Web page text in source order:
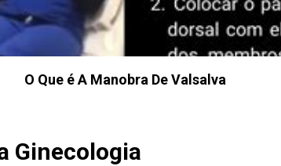
O Que é A Manobra De Valsalva
Ginecologia